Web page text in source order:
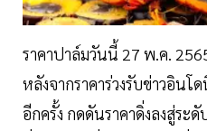
ราคาปาล์มวันนี้ 27 พ.ค.
หลังจากราคาร่วงรับข่าวอินโ
อีกครั้ง กดดันราคาดิ่งลงสู่ระ